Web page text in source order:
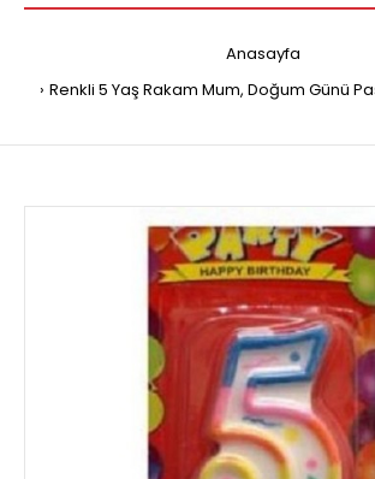
Anasayfa
Renkli 5 Yaş Rakam Mum, Doğum Günü